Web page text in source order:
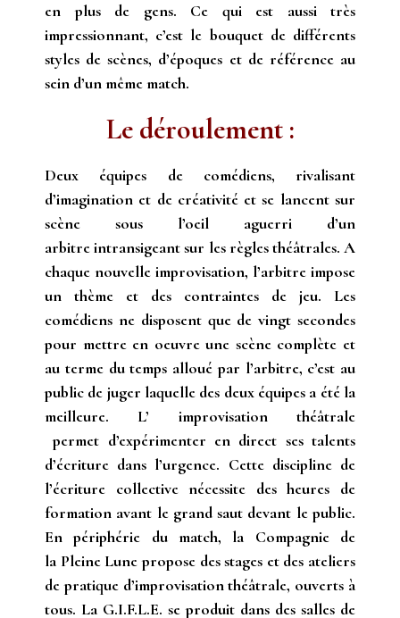
en plus de gens. Ce qui est aussi très
impressionnant, c’est le bouquet de différents
styles de scènes, d’époques et de référence au
sein d’un même match.
Le déroulement :
Deux équipes de comédiens, rivalisant
d’imagination et de créativité et se lancent sur
scène sous l’oeil aguerri d’un
arbitre intransigeant sur les règles théâtrales. A
chaque nouvelle improvisation, l’arbitre impose
un thème et des contraintes de jeu. Les
comédiens ne disposent que de vingt secondes
pour mettre en oeuvre une scène complète et
au terme du temps alloué par l’arbitre, c’est au
public de juger laquelle des deux équipes a été la
meilleure. L’ improvisation théâtrale
permet d’expérimenter en direct ses talents
d’écriture dans l’urgence. Cette discipline de
l’écriture collective nécessite des heures de
formation avant le grand saut devant le public.
En périphérie du match, la Compagnie de
la Pleine Lune propose des stages et des ateliers
de pratique d’improvisation théâtrale, ouverts à
tous. La G.I.F.L.E. se produit dans des salles de